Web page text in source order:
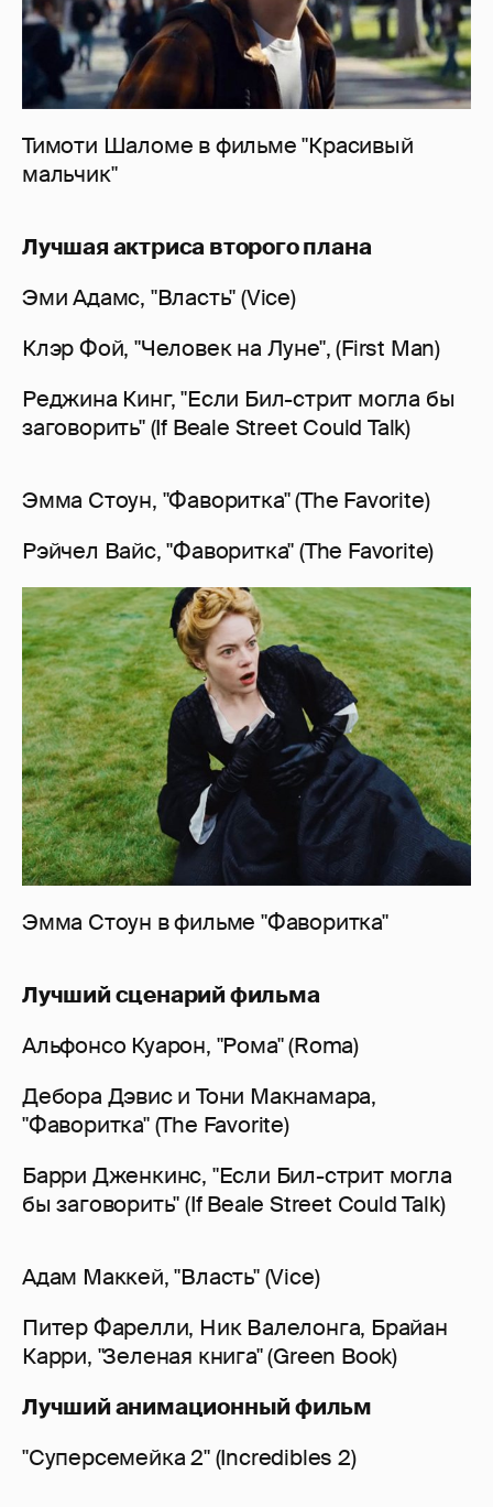
Тимоти Шаломе в фильме "Красивый
мальчик"
Лучшая актриса второго плана
Эми Адамс, "Власть" (Vice)
Клэр Фой, "Человек на Луне", (First Man)
Реджина Кинг, "Если Бил-стрит могла бы
заговорить" (If Beale Street Could Talk)
Эмма Стоун, "Фаворитка" (The Favorite)
Рэйчел Вайс, "Фаворитка" (The Favorite)
Эмма Стоун в фильме "Фаворитка"
Лучший сценарий фильма
Альфонсо Куарон, "Рома" (Roma)
Дебора Дэвис и Тони Макнамара,
"Фаворитка" (The Favorite)
Барри Дженкинс, "Если Бил-стрит могла
бы заговорить" (If Beale Street Could Talk)
Адам Маккей, "Власть" (Vice)
Питер Фарелли, Ник Валелонга, Брайан
Карри, "Зеленая книга" (Green Book)
Лучший анимационный фильм
"Суперсемейка 2" (Incredibles 2)